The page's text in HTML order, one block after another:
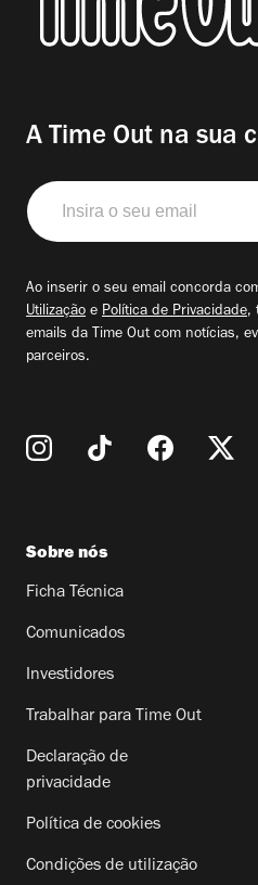
A Time Out na sua
Insira
o
seu
Ao inserir o seu email concorda
Utilização e Política de Privacidade,
emails da Time Out com notícias,
parceiros.
Sobre nós
Ficha Técnica
Comunicados
Investidores
Trabalhar para Time Out
Declaração de
privacidade
Política de cookies
Condições de utilização